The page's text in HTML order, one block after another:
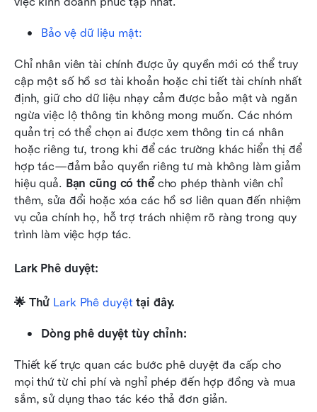
Bảo vệ dữ liệu mật:
Chỉ nhân viên tài chính được ủy quyền mới có thể truy
cập một số hồ sơ tài khoản hoặc chi tiết tài chính nhất
định, giữ cho dữ liệu nhạy cảm được bảo mật và ngăn
ngừa việc lộ thông tin không mong muốn. Các nhóm
quản trị có thể chọn ai được xem thông tin cá nhân
hoặc riêng tư, trong khi để các trường khác hiển thị để
hợp tác—đảm bảo quyền riêng tư mà không làm giảm
hiệu quả. Bạn cũng có thể cho phép thành viên chỉ
thêm, sửa đổi hoặc xóa các hồ sơ liên quan đến nhiệm
vụ của chính họ, hỗ trợ trách nhiệm rõ ràng trong quy
trình làm việc hợp tác.
Lark Phê duyệt:
🌟 Thử Lark Phê duyệt tại đây.
Dòng phê duyệt tùy chỉnh:
Thiết kế trực quan các bước phê duyệt đa cấp cho
mọi thứ từ chi phí và nghỉ phép đến hợp đồng và mua
sắm, sử dụng thao tác kéo thả đơn giản.